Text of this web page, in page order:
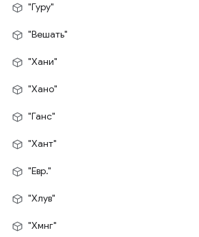
"Гуру"
"Вешать"
"Хани"
"Хано"
"Ганс"
"Хант"
"Евр."
"Хлув"
"Хмнг"